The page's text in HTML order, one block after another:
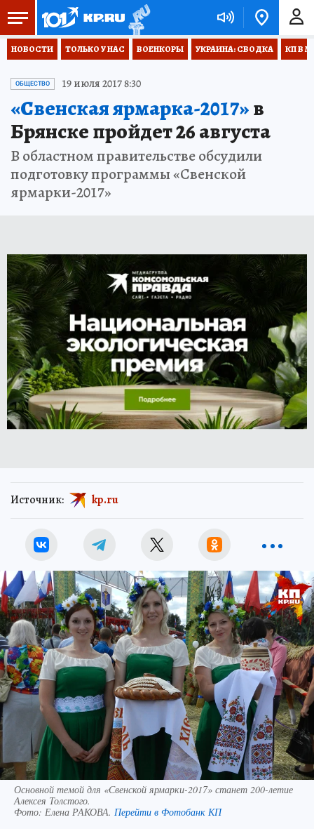
НОВОСТИ ТОЛЬКО У НАС ВОЕНКОРЫ УКРАИНА: СВОДКА КП В
ОБЩЕСТВО 19 июля 2017 8:30
«Свенская ярмарка-2017»в
Брянске пройдет 26 августа
В областном правительстве обсудили
подготовку программы «Свенской
ярмарки-2017»
Источник: kp.ru
Основной темой для «Свенской ярмарки-2017» станет 200-летие
Алексея Толстого.
Фото: Елена РАКОВА. Перейти в Фотобанк КП